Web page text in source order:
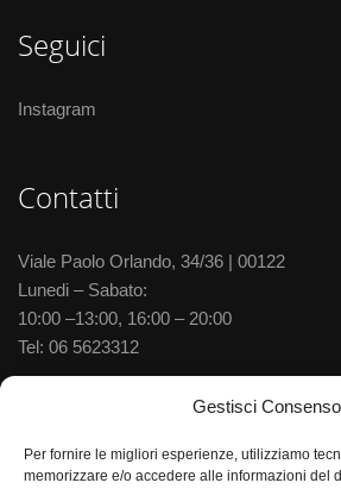
Gestisci Consenso
Per fornire le migliori esperienze, utilizziamo
memorizzare e/o accedere alle informazioni del
Seguici
Instagram
Contatti
Viale Paolo Orlando, 34/36 | 00122
Lunedi – Sabato:
10:00 –13:00, 16:00 – 20:00
Tel: 06 5623312
Via delle Baleniere, 52 | 00122
10:00 –13:30, 15:30–20:00